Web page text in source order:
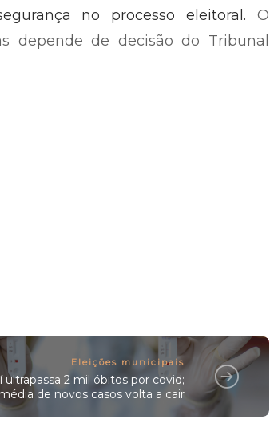
no processo eleitoral. O
depende de decisão do Tribunal
Eleições municipais
ultrapassa 2 mil óbitos por covid;
de novos casos volta a cair